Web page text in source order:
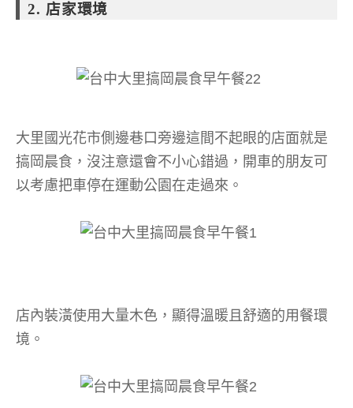
2. 店家環境
大里國光花市側邊巷口旁邊這間不起眼的店面就是
搞岡晨食，沒注意還會不小心錯過，開車的朋友可
以考慮把車停在運動公園在走過來。
店內裝潢使用大量木色，顯得溫暖且舒適的用餐環
境。